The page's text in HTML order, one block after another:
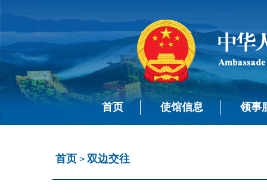
首页 使馆信息 领事
首页 > 双边交往